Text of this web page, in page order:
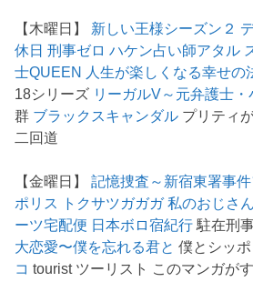
【木曜日】 新しい王様シーズン２
休日 刑事ゼロ ハケン占い師アタル
士QUEEN 人生が楽しくなる幸せの
18シリーズ リーガルV～元弁護士・
群 ブラックスキャンダル プリティ
二回道
【金曜日】記憶捜査～新宿東署事
ポリス
トクサツガガガ 私のおじさ
ーツ宅配便 日本ボロ宿紀行 駐在刑
大恋愛〜僕を忘れる君と 僕とシッ
コ tourist ツーリスト このマンガがす